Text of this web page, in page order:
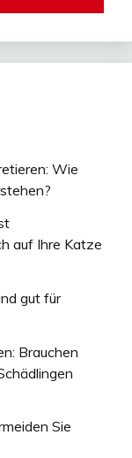
Wie
auf Ihre Katze
gut für
Brauchen
Sie